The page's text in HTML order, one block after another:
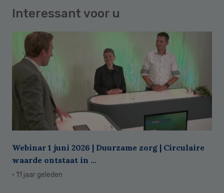
Interessant voor u
Webinar 1 juni 2026 | Duurzame zorg | Circulaire
waarde ontstaat in ...
· 11 jaar geleden